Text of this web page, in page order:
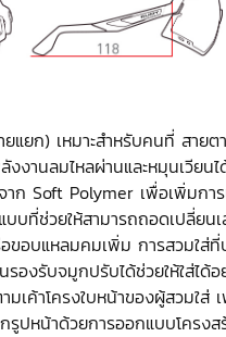
แยก) เหมาะสำหรับคนที่ สาย
งานลมไหลผ่านและหมุนเวียน
าก Soft Polymer เพื่อเพิ่มก
บที่ช่วยให้สามารถถอดเปลี่ยน
ขอบแหลมคมเพิ่ม การสวมใส่
องรับจมูกปรับได้ช่วยให้ใส่ได้
เค้าโครงใบหน้าของผู้สวมใส่
รูปหน้าด้วยการออกแบบโครง